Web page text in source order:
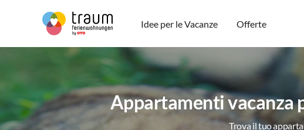
Idee per le Vacanze Offerte
Appartamenti vacanza
Trova il tuo